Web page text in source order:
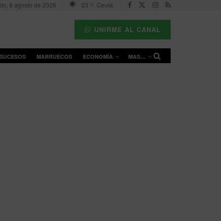
8 agosto de 2026 23 °C Ceuta
UNIRME AL CANAL
MARRUECOS ECONOMÍA MAS…